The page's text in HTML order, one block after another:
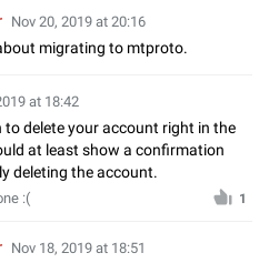
Nov 20, 2019 at 20:16
migrating to mtproto.
at 18:42
to delete your account right in the
at least show a confirmation
deleting the account.
:( 1
Nov 18, 2019 at 18:51